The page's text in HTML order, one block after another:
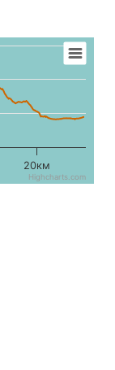
20км
Highcharts.com